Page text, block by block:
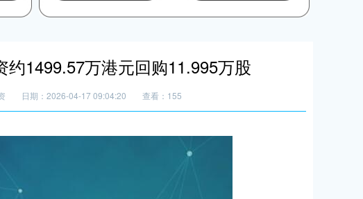
1499.57万港元回购11.995万股
日期：2026-04-17 09:04:20 查看：155